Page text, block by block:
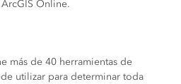
Online.
más de 40 herramientas de
utilizar para determinar toda